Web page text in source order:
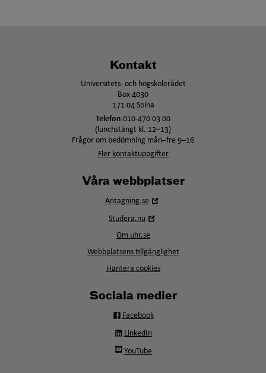
Kontakt
Universitets- och högskolerådet
Box 4030
171 04 Solna
Telefon 010-470 03 00
(lunchstängt kl. 12–13)
Frågor om bedömning mån–fre 9–16
Fler kontaktuppgifter
Våra webbplatser
Antagning.se
Studera.nu
fönster
Om uhr.se
Webbplatsens tillgänglighet
Hantera cookies
Sociala medier
Facebook
LinkedIn
YouTube